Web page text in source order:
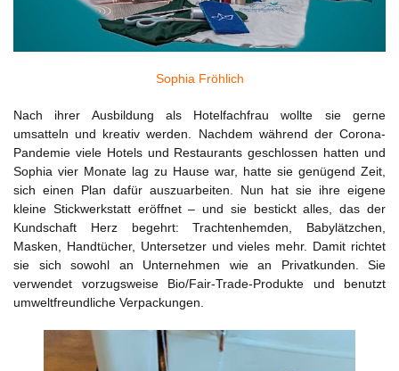
Sophia Fröhlich
Nach ihrer Ausbildung als Hotelfachfrau wollte sie gerne
umsatteln und kreativ werden. Nachdem während der Corona-
Pandemie viele Hotels und Restaurants geschlossen hatten und
Sophia vier Monate lag zu Hause war, hatte sie genügend Zeit,
sich einen Plan dafür auszuarbeiten. Nun hat sie ihre eigene
kleine Stickwerkstatt eröffnet – und sie bestickt alles, das der
Kundschaft Herz begehrt: Trachtenhemden, Babylätzchen,
Masken, Handtücher, Untersetzer und vieles mehr. Damit richtet
sie sich sowohl an Unternehmen wie an Privatkunden. Sie
verwendet vorzugsweise Bio/Fair-Trade-Produkte und benutzt
umweltfreundliche Verpackungen.